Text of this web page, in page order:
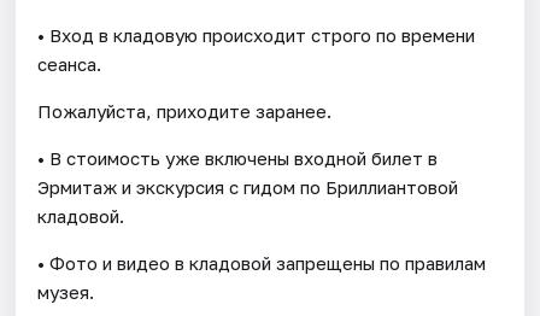
• Вход в кладовую происходит строго по времени
сеанса.
Пожалуйста, приходите заранее.
• В стоимость уже включены входной билет в
Эрмитаж и экскурсия с гидом по Бриллиантовой
кладовой.
• Фото и видео в кладовой запрещены по правилам
музея.